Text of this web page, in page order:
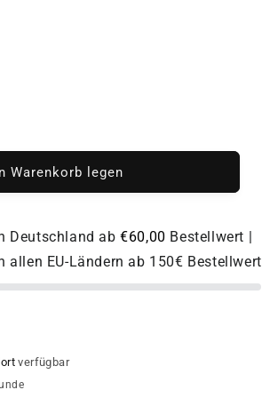
Warenkorb legen
Deutschland ab€60,00 Bestellwert |
allen EU-Ländern ab 150€ Bestellwert
verfügbar